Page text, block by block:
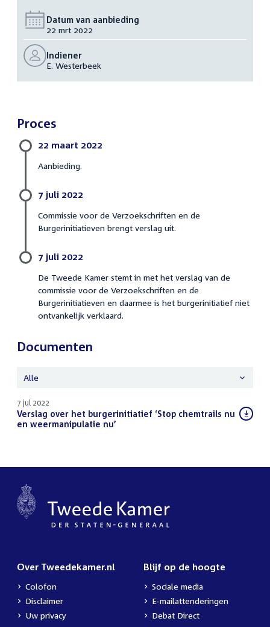
Datum van aanbieding
22 mrt 2022
Indiener
E. Westerbeek
Proces
22 maart 2022
Aanbieding.
7 juli 2022
Commissie voor de Verzoekschriften en de
Burgerinitiatieven brengt verslag uit.
7 juli 2022
De Tweede Kamer stemt in met het verslag van de
commissie voor de Verzoekschriften en de
Burgerinitiatieven en daarmee is het burgerinitiatief niet
ontvankelijk verklaard.
Documenten
Alle
7 jul 2022
Download
bestand:
Verslag over het burgerinitiatief ‘Stop chemtrails nu
en weermanipulatie nu’
Over Tweedekamer.nl
Colofon
Disclaimer
Uw privacy
Blijf op de hoogte
Sociale media
E-mailattenderingen
Debat Direct